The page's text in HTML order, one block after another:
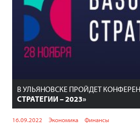
В УЛЬЯНОВСКЕ ПРОЙДЕТ
СТРАТЕГИИ – 2023»
16.09.2022 Экономика Финансы